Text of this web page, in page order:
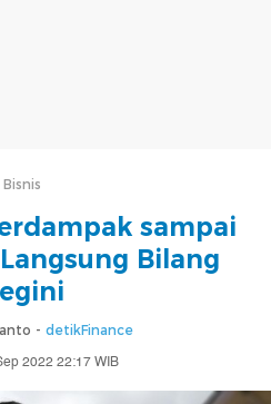
sampai
Bilang
- detikFinance
2022 22:17 WIB